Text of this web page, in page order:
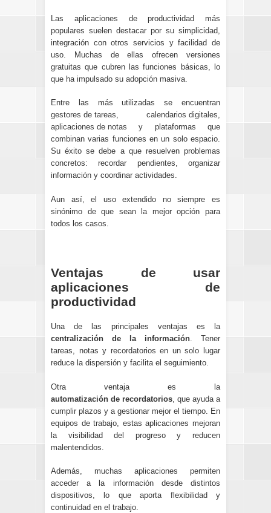
Las aplicaciones de productividad más
populares suelen destacar por su simplicidad,
integración con otros servicios y facilidad de
uso. Muchas de ellas ofrecen versiones
gratuitas que cubren las funciones básicas, lo
que ha impulsado su adopción masiva.
Entre las más utilizadas se encuentran
gestores de tareas, calendarios digitales,
aplicaciones de notas y plataformas que
combinan varias funciones en un solo espacio.
Su éxito se debe a que resuelven problemas
concretos: recordar pendientes, organizar
información y coordinar actividades.
Aun así, el uso extendido no siempre es
sinónimo de que sean la mejor opción para
todos los casos.
Ventajas de usar
aplicaciones de
productividad
Una de las principales ventajas es la
centralización de la información. Tener
tareas, notas y recordatorios en un solo lugar
reduce la dispersión y facilita el seguimiento.
Otra ventaja es la
automatización de recordatorios , que ayuda a
cumplir plazos y a gestionar mejor el tiempo. En
equipos de trabajo, estas aplicaciones mejoran
la visibilidad del progreso y reducen
malentendidos.
Además, muchas aplicaciones permiten
acceder a la información desde distintos
dispositivos, lo que aporta flexibilidad y
continuidad en el trabajo.